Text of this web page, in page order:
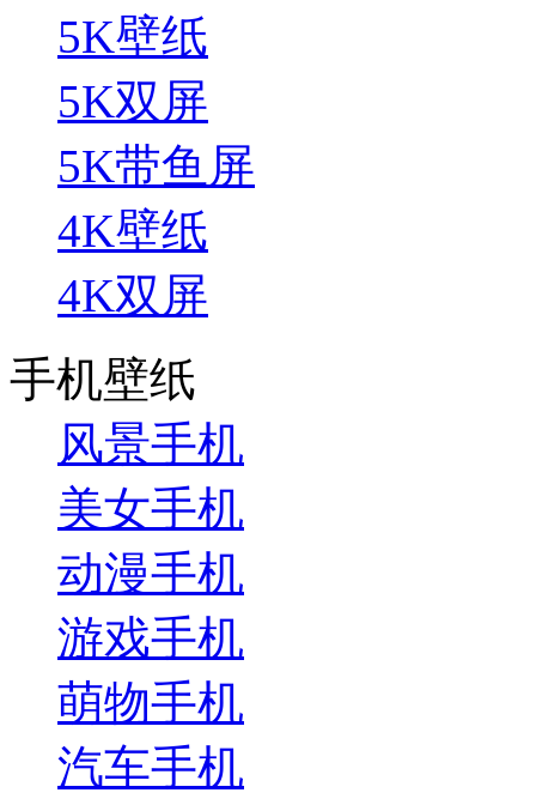
5K壁纸
5K双屏
5K带鱼屏
4K壁纸
4K双屏
手机壁纸
风景手机
美女手机
动漫手机
游戏手机
萌物手机
汽车手机